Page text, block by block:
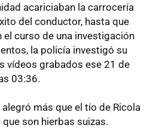
acariciaban la carrocería
del conductor, hasta que
el curso de una investigación
la policía investigó su
vídeos grabados ese 21 de
03:36.
más que el tío de Ricola
son hierbas suizas.